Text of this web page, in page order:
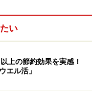
い
上の節約効果を実感！
エル活」